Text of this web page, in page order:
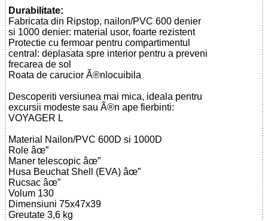
Durabilitate:
Fabricata din Ripstop, nailon/PVC 600 denier
si 1000 denier: material usor, foarte rezistent
Protectie cu fermoar pentru compartimentul
central: deplasata spre interior pentru a preveni
frecarea de sol
Roata de carucior Ã®nlocuibila
Descoperiti versiunea mai mica, ideala pentru
excursii modeste sau Ã®n ape fierbinti:
VOYAGER L
Material Nailon/PVC 600D si 1000D
Role âœ”
Maner telescopic âœ”
Husa Beuchat Shell (EVA) âœ”
Rucsac âœ”
Volum 130
Dimensiuni 75x47x39
Greutate 3,6 kg